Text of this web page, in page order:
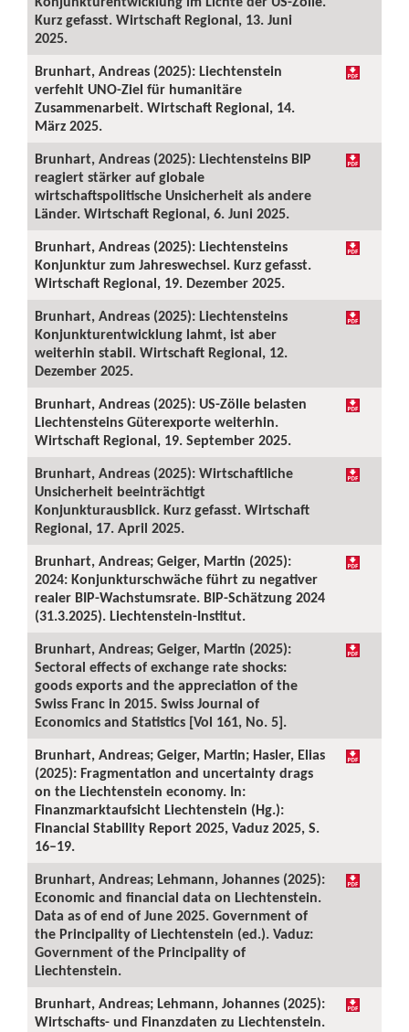
Kurz gefasst. Wirtschaft Regional, 13. Juni
2025.
Brunhart, Andreas (2025): Liechtenstein
verfehlt UNO-Ziel für humanitäre
Zusammenarbeit. Wirtschaft Regional, 14.
März 2025.
Brunhart, Andreas (2025): Liechtensteins BIP
reagiert stärker auf globale
wirtschaftspolitische Unsicherheit als andere
Länder. Wirtschaft Regional, 6. Juni 2025.
Brunhart, Andreas (2025): Liechtensteins
Konjunktur zum Jahreswechsel. Kurz gefasst.
Wirtschaft Regional, 19. Dezember 2025.
Brunhart, Andreas (2025): Liechtensteins
Konjunkturentwicklung lahmt, ist aber
weiterhin stabil. Wirtschaft Regional, 12.
Dezember 2025.
Brunhart, Andreas (2025): US-Zölle belasten
Liechtensteins Güterexporte weiterhin.
Wirtschaft Regional, 19. September 2025.
Brunhart, Andreas (2025): Wirtschaftliche
Unsicherheit beeinträchtigt
Konjunkturausblick. Kurz gefasst. Wirtschaft
Regional, 17. April 2025.
Brunhart, Andreas; Geiger, Martin (2025):
2024: Konjunkturschwäche führt zu negativer
realer BIP-Wachstumsrate. BIP-Schätzung 2024
(31.3.2025). Liechtenstein-Institut.
Brunhart, Andreas; Geiger, Martin (2025):
Sectoral effects of exchange rate shocks:
goods exports and the appreciation of the
Swiss Franc in 2015. Swiss Journal of
Economics and Statistics [Vol 161, No. 5].
Brunhart, Andreas; Geiger, Martin; Hasler, Elias
(2025): Fragmentation and uncertainty drags
on the Liechtenstein economy. In:
Finanzmarktaufsicht Liechtenstein (Hg.):
Financial Stability Report 2025, Vaduz 2025, S.
16–19.
Brunhart, Andreas; Lehmann, Johannes (2025):
Economic and financial data on Liechtenstein.
Data as of end of June 2025. Government of
the Principality of Liechtenstein (ed.). Vaduz:
Government of the Principality of
Liechtenstein.
Brunhart, Andreas; Lehmann, Johannes (2025):
Wirtschafts- und Finanzdaten zu Liechtenstein.